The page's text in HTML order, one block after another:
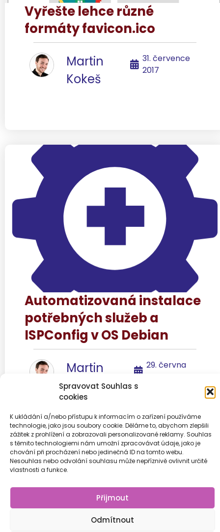
Spravovat Souhlas s
cookies
K ukládání a/nebo přístupu k informacím o zařízení používáme
technologie, jako jsou soubory cookie. Děláme to, abychom zlepšili
zážitek z prohlížení a zobrazovali personalizované reklamy. Souhlas
s těmito technologiemi nám umožní zpracovávat údaje, jako je
chování při procházení nebo jedinečná ID na tomto webu.
Nesouhlas nebo odvolání souhlasu může nepříznivě ovlivnit určité
vlastnosti a funkce.
Přijmout
Odmítnout
Vyřešte lehce různé
formáty favicon.ico
Martin
Kokeš
31. července
2017
Automatizovaná instalace
potřebných služeb a
ISPConfig v OS Debian
Martin
Kokeš
29. června
Předchozí 1 2 3 Další